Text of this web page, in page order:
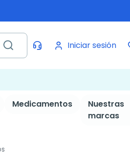
Iniciar sesión
Medicamentos
Nuestras
marcas